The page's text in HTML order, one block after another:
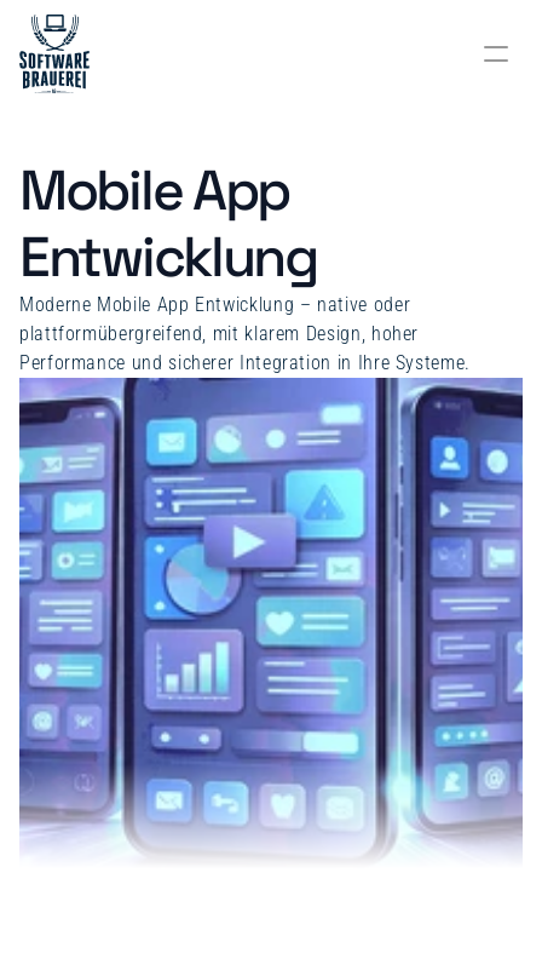
Über uns
Offene Positionen
Projekte
SAP- und Systemintegration
KI Beratung & Automatisierungen
Mobile App Entwicklung
Website- & Portalentwicklung
Machine Learning & NLP
Über uns
Offene Positionen
Mobile App
Entwicklung
Moderne Mobile App Entwicklung – native oder
plattformübergreifend, mit klarem Design, hoher
Performance und sicherer Integration in Ihre Systeme.